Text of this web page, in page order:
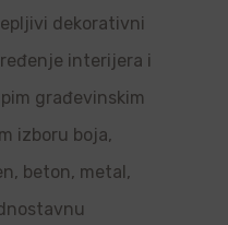
dekorativni
interijera i
građevinskim
izboru boja,
beton, metal,